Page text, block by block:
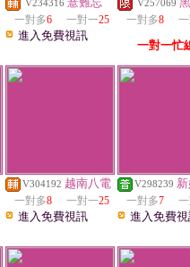
V234316
一對多6 一對一25
進入免費視訊
V257069
一對多8
一對一忙
V304192 越南八電
一對多8 一對一25
進入免費視訊
V298239
一對多7
進入免費